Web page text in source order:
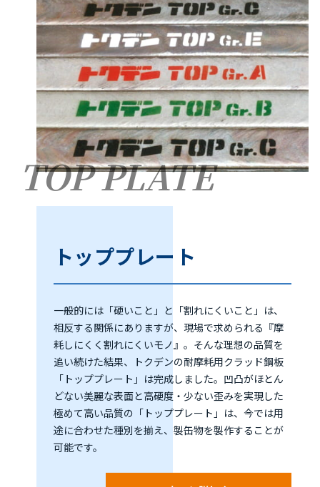
TOP PLATE
トッププレート
一般的には「硬いこと」と「割れにくいこと」は、
相反する関係にありますが、現場で求められる『摩
耗しにくく割れにくいモノ』。そんな理想の品質を
追い続けた結果、トクデンの耐摩耗用クラッド鋼板
「トッププレート」は完成しました。凹凸がほとん
どない美麗な表面と高硬度・少ない歪みを実現した
極めて高い品質の「トッププレート」は、今では用
途に合わせた種別を揃え、製缶物を製作することが
可能です。